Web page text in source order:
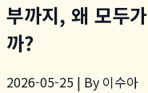
부까지, 왜 모두
까?
2026-05-25 | By 이수아